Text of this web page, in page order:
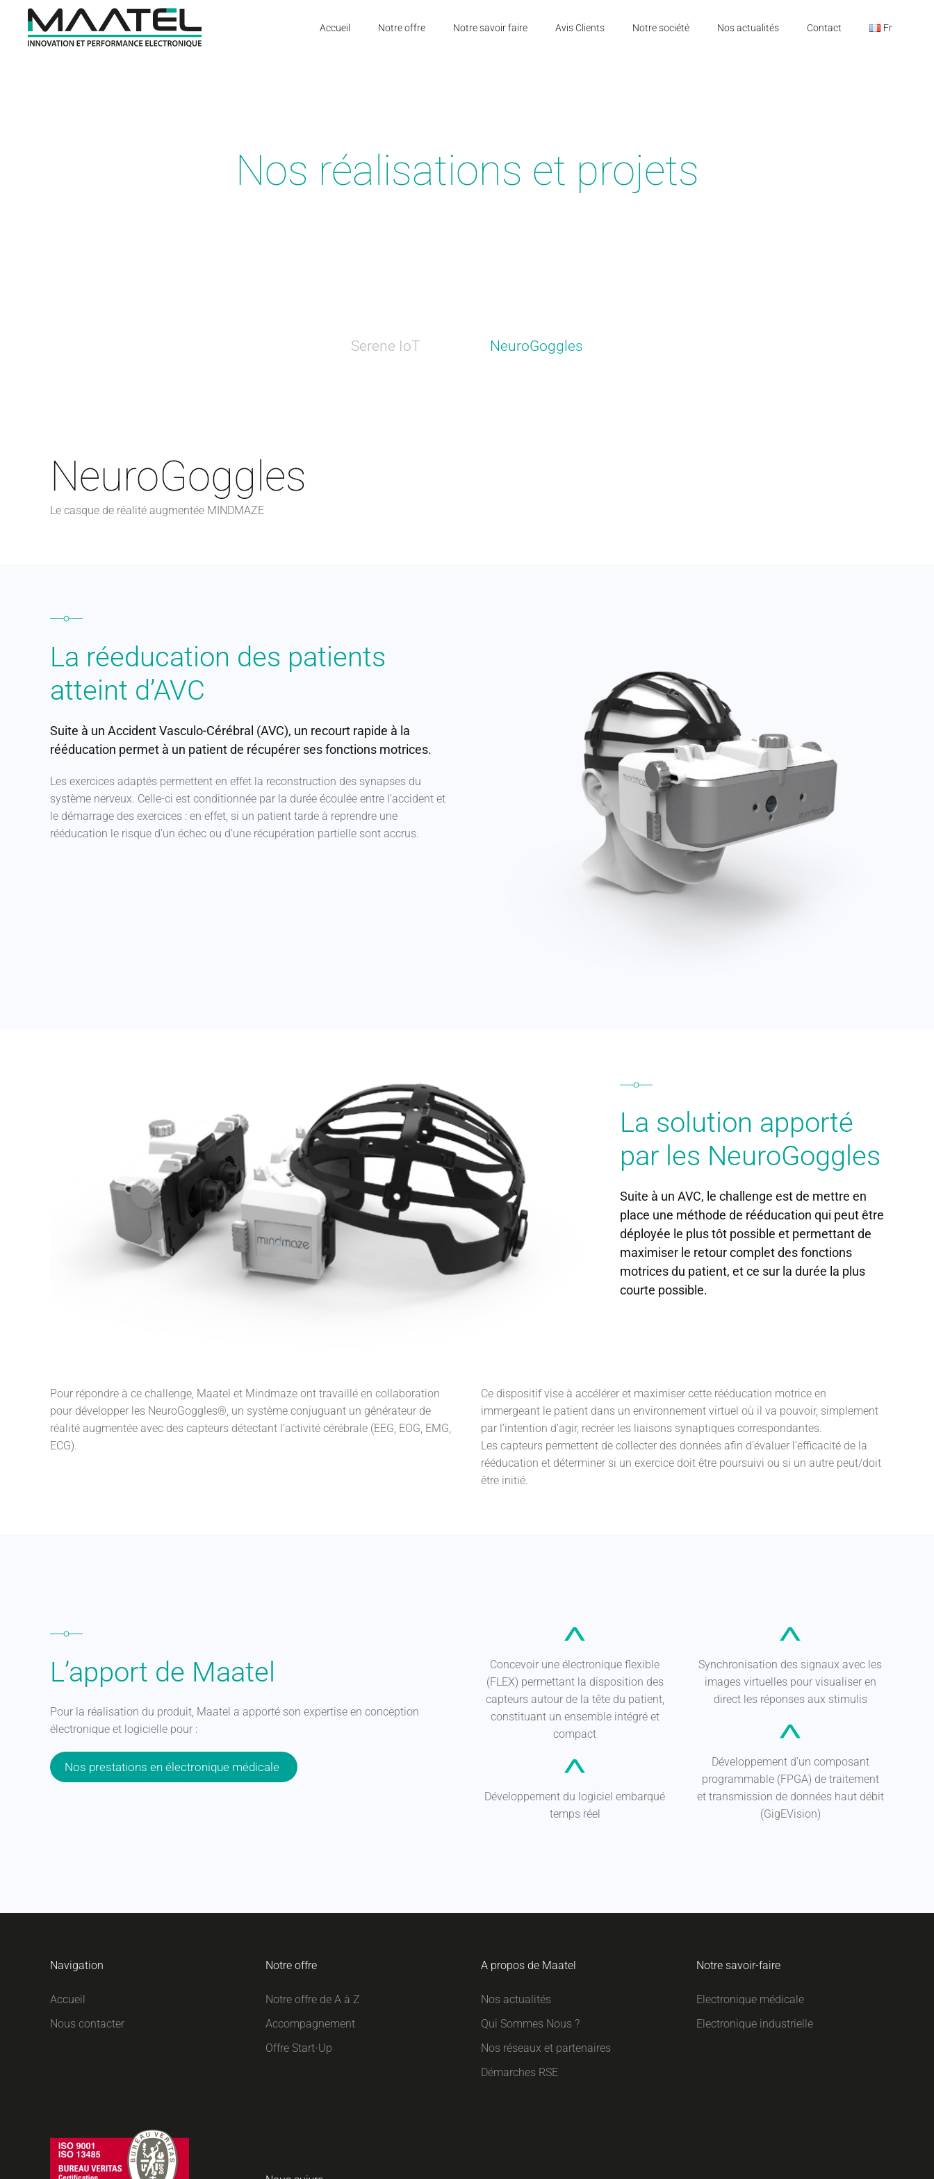
Passer au contenu principal
Accueil Notre offre Notre savoir faire Avis Clients Notre société Nos actualités Contact Fr
Nos réalisations et projets
Serene IoT NeuroGoggles
NeuroGoggles
Le casque de réalité augmentée MINDMAZE
La réeducation des patients
atteint d’AVC
Suite à un Accident Vasculo-Cérébral (AVC), un recourt rapide à la
rééducation permet à un patient de récupérer ses fonctions motrices.
Les exercices adaptés permettent en effet la reconstruction des synapses du
système nerveux. Celle-ci est conditionnée par la durée écoulée entre l’accident et
le démarrage des exercices : en effet, si un patient tarde à reprendre une
rééducation le risque d’un échec ou d’une récupération partielle sont accrus.
La solution apporté
par les NeuroGoggles
Suite à un AVC, le challenge est de mettre en
place une méthode de rééducation qui peut être
déployée le plus tôt possible et permettant de
maximiser le retour complet des fonctions
motrices du patient, et ce sur la durée la plus
courte possible.
Pour répondre à ce challenge, Maatel et Mindmaze ont travaillé en collaboration
pour développer les NeuroGoggles®, un système conjuguant un générateur de
réalité augmentée avec des capteurs détectant l’activité cérébrale (EEG, EOG, EMG,
ECG).
Ce dispositif vise à accélérer et maximiser cette rééducation motrice en
immergeant le patient dans un environnement virtuel où il va pouvoir, simplement
par l’intention d’agir, recréer les liaisons synaptiques correspondantes.
Les capteurs permettent de collecter des données afin d’évaluer l’efficacité de la
rééducation et déterminer si un exercice doit être poursuivi ou si un autre peut/doit
être initié.
L’apport de Maatel
Pour la réalisation du produit, Maatel a apporté son expertise en conception
électronique et logicielle pour :
Nos prestations en électronique médicale
Concevoir une électronique flexible
(FLEX) permettant la disposition des
capteurs autour de la tête du patient,
constituant un ensemble intégré et
compact
Développement du logiciel embarqué
temps réel
Synchronisation des signaux avec les
images virtuelles pour visualiser en
direct les réponses aux stimulis
Développement d’un composant
programmable (FPGA) de traitement
et transmission de données haut débit
(GigEVision)
Navigation
Accueil
Nous contacter
Notre offre
Notre offre de A à Z
Accompagnement
Offre Start-Up
A propos de Maatel
Nos actualités
Qui Sommes Nous ?
Nos réseaux et partenaires
Démarches RSE
Notre savoir-faire
Electronique médicale
Electronique industrielle